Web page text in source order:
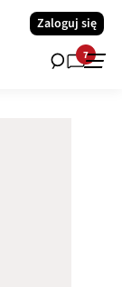
Zaloguj się
7